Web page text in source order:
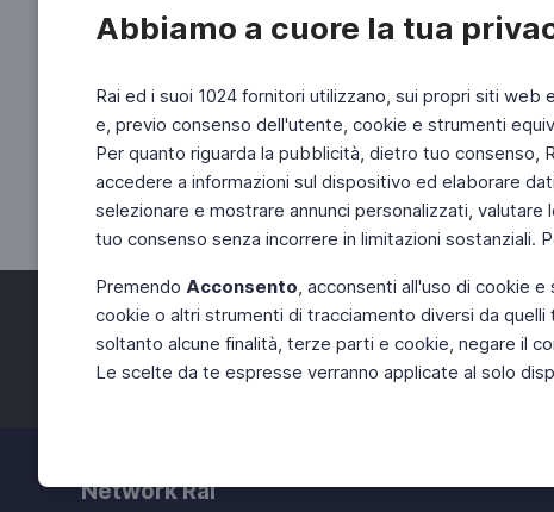
Abbiamo a cuore la tua
Rai ed i suoi 1024 fornitori utilizzano, sui propri siti
e, previo consenso dell'utente, cookie e strumenti
Per quanto riguarda la pubblicità, dietro tuo
accedere a informazioni sul dispositivo ed elaborare
selezionare e mostrare annunci personalizzati,
tuo consenso senza incorrere in limitazioni sostanziali.
Premendo Acconsento, acconsenti all'uso di cookie
cookie o altri strumenti di tracciamento diversi da
soltanto alcune finalità, terze parti e cookie, negare il
Le scelte da te espresse verranno applicate al solo
Facebook Twitter